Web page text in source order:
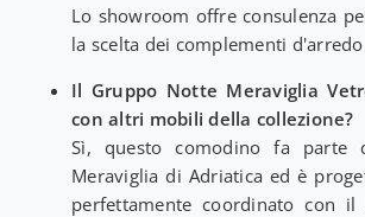
Lo showroom offre consulenza
la scelta dei complementi
Il Gruppo Notte Meraviglia
con altri mobili della collezione?
Sì, questo comodino fa parte
Meraviglia di Adriatica ed è
perfettamente coordinato con